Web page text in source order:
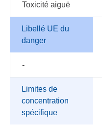
Toxicité aiguë
Libellé UE du
danger
-
Limites de
concentration
spécifique